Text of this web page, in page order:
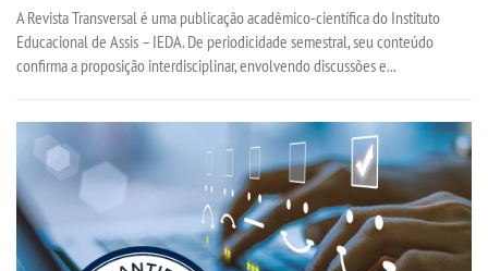
A Revista Transversal é uma publicação acadêmico-científica do Instituto
Educacional de Assis – IEDA. De periodicidade semestral, seu conteúdo
confirma a proposição interdisciplinar, envolvendo discussões e...